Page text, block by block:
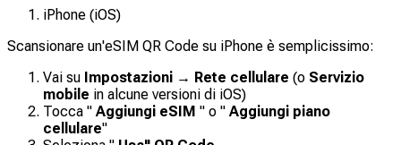
iPhone (iOS)
Scansionare un'eSIM QR Code su iPhone è semplicissimo:
Vai su Impostazioni → Rete cellulare (o Servizio
mobile in alcune versioni di iOS)
Tocca " Aggiungi eSIM " o " Aggiungi piano
cellulare"